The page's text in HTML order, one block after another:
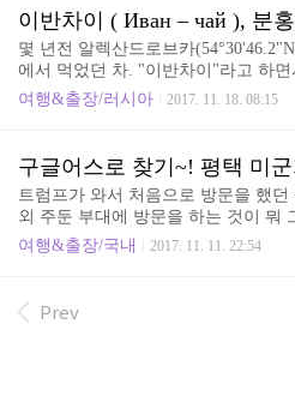
해서 나중에 관광객도 등에 태우고
전엔가... 다른 업체의 코끼리들 끼리
는데 한 쪽 코끼리가 난동을 피면서
운 코끼리는 새끼를 떼인 엄마코끼리
코끼리가 있었다고 한다. 새끼코끼리
이반차이 ( Иван – чай ), 분
몇 년전 알렉산드로브카
에서 먹었던 차. "이반차이"라고 하
나서 보리차 마시듯이 먹거나 그냥
기의 차이는 있어도 기본적인 맛은
차라고 했었고 특히 저곳에서 나오
에 거래가 된다는 말씀도 하셨었다.
은 것이 있으면 우리에게 판매를 하
겼다. 차를 만드는 과정도 촬영은 했
여행&출장/러시아 2017. 11. 18. 08:15
구글어스로 찾기~! 평택 미
트럼프가 와서 처음으로 방문을 했
외 주둔 부대에 방문을 하는 것이 뭐
지중에 가장 규모가 큰 기지가 왜 대
에 맞추어서 몇몇지역에 있던 미군을
마어마한 땅, 건설비용....트럼프 등
여행&출장/국내 2017. 11. 11. 22:54
Prev